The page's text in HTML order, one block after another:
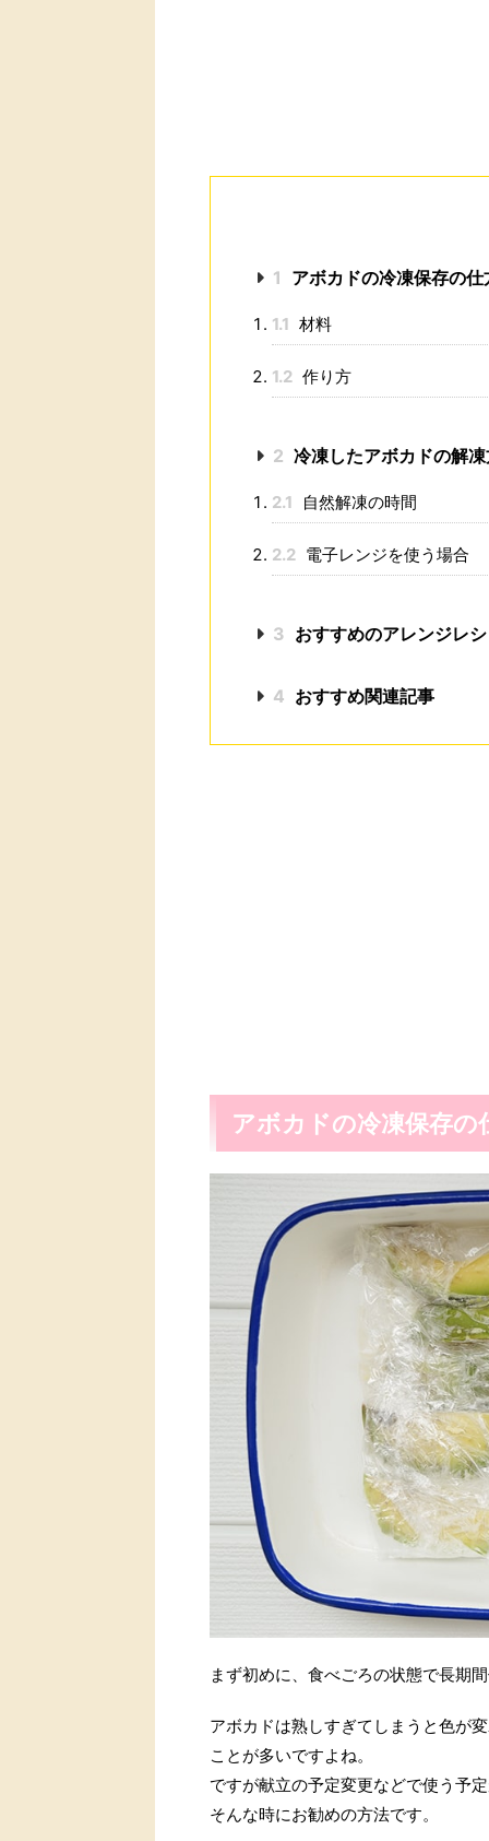
1 アボカドの冷凍保存の仕
1.1 材料
1.2 作り方
2 冷凍したアボカドの解
2.1 自然解凍の時間
2.2 電子レンジを使う場合
3 おすすめのアレンジレ
4 おすすめ関連記事
アボカドの冷凍保存の
まず初めに、食べごろの状態で長期
アボカドは熟しすぎてしまうと色が
ことが多いですよね。
ですが献立の予定変更などで使う予
そんな時にお勧めの方法です。